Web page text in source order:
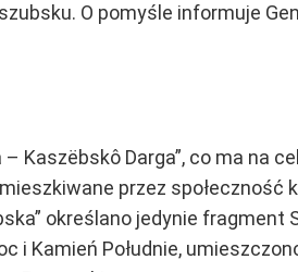
O pomyśle informuje
Kaszëbskô Darga”, co ma na
przez społeczność
określano jedynie fragment
i Kamień Południe,